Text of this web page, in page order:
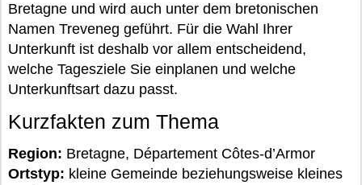
Bretagne und wird auch unter dem bretonischen
Namen Treveneg geführt. Für die Wahl Ihrer
Unterkunft ist deshalb vor allem entscheidend,
welche Tagesziele Sie einplanen und welche
Unterkunftsart dazu passt.
Kurzfakten zum Thema
Region: Bretagne, Département Côtes-d’Armor
Ortstyp: kleine Gemeinde beziehungsweise kleines